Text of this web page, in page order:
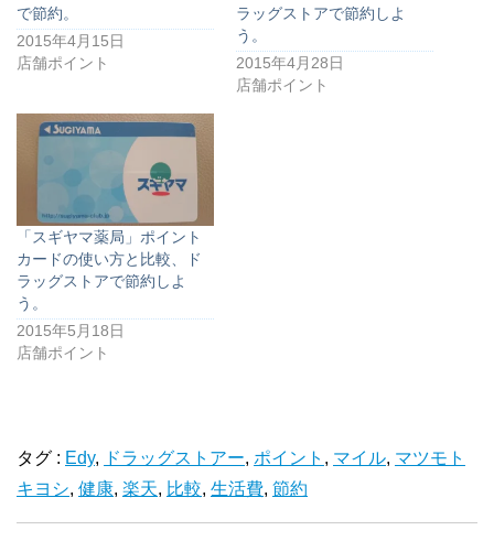
で節約。
2015年4月15日
店舗ポイント
ラッグストアで節約しよ
う。
2015年4月28日
店舗ポイント
「スギヤマ薬局」ポイント
カードの使い方と比較、ド
ラッグストアで節約しよ
う。
2015年5月18日
店舗ポイント
タグ : Edy, ドラッグストアー, ポイント , マイル, マツモト
キヨシ, 健康, 楽天, 比較, 生活費, 節約